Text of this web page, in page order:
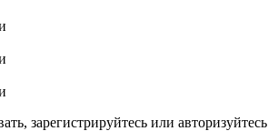
зарегистрируйтесь или авторизуйтесь